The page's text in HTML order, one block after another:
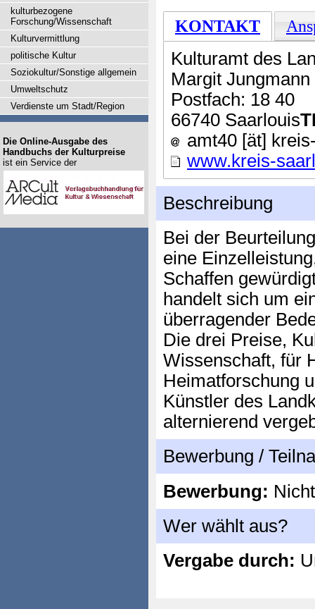
KONTAKT
Kulturamt des
Margit Jungmann
Postfach: 18 40
66740 Saarlouis
amt40 [ät]
www.kreis-
Beschreibung
Bei der
eine
Schaffen
handelt sich um
überragender
Die drei Preise,
Wissenschaft, für
Heimatforschung
Künstler des
alternierend
Bewerbung /
Bewerbung:
Wer wählt aus?
Vergabe durch:
kulturbezogene
Forschung/Wissenschaft
Kulturvermittlung
politische Kultur
Soziokultur/Sonstige allgemein
Umweltschutz
Verdienste um Stadt/Region
Die Online-Ausgabe des
Handbuchs der Kulturpreise
ist ein Service der